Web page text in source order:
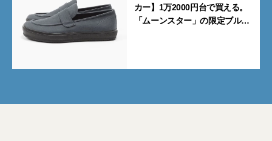
カー】1万2000円台で買える。
「ムーンスター」の限定ブルー